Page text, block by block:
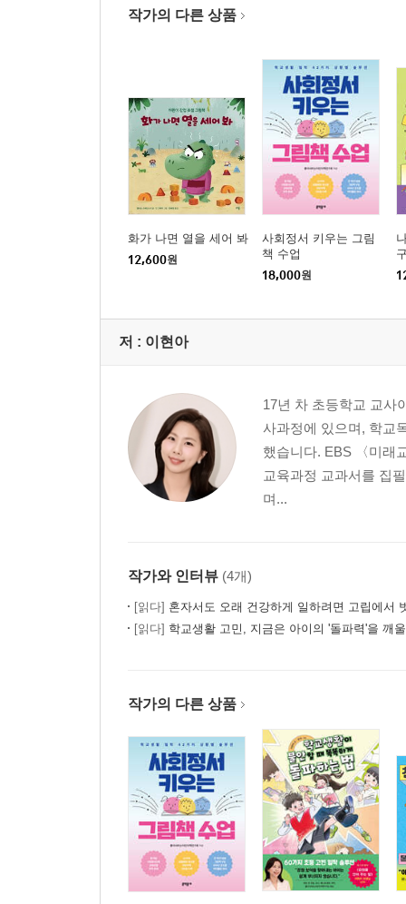
작가의 다른 상품
화가 나면 열을 세어 봐
12,600원
사회정서 키우는 그림
책 수업
18,000원
저 : 이현아
17년 차 초등학교 교사
사과정에 있으며, 학교
했습니다. EBS 〈미래
교육과정 교과서를 집
며...
작가와 인터뷰 (4개)
[읽다] 혼자서도 오래 건강하게 일하려면 고립에서 벗
[읽다] 학교생활 고민, 지금은 아이의 '돌파력'을 깨
작가의 다른 상품